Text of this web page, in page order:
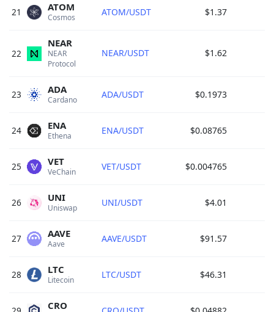
21 Cosmos
ATOM ATOM/USDT $1.37
22
NEAR
Protocol
NEAR
NEAR/USDT $1.62
23 Cardano
ADA ADA/USDT $0.1973
24 Ethena
ENA ENA/USDT $0.08765
25 VeChain
VET VET/USDT $0.004765
26 Uniswap
UNI UNI/USDT $4.01
27 Aave
AAVE AAVE/USDT $91.57
28 Litecoin
LTC LTC/USDT $46.31
CRO